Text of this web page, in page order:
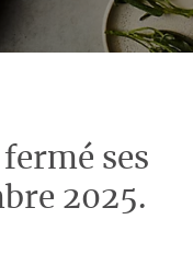
ses
2025.